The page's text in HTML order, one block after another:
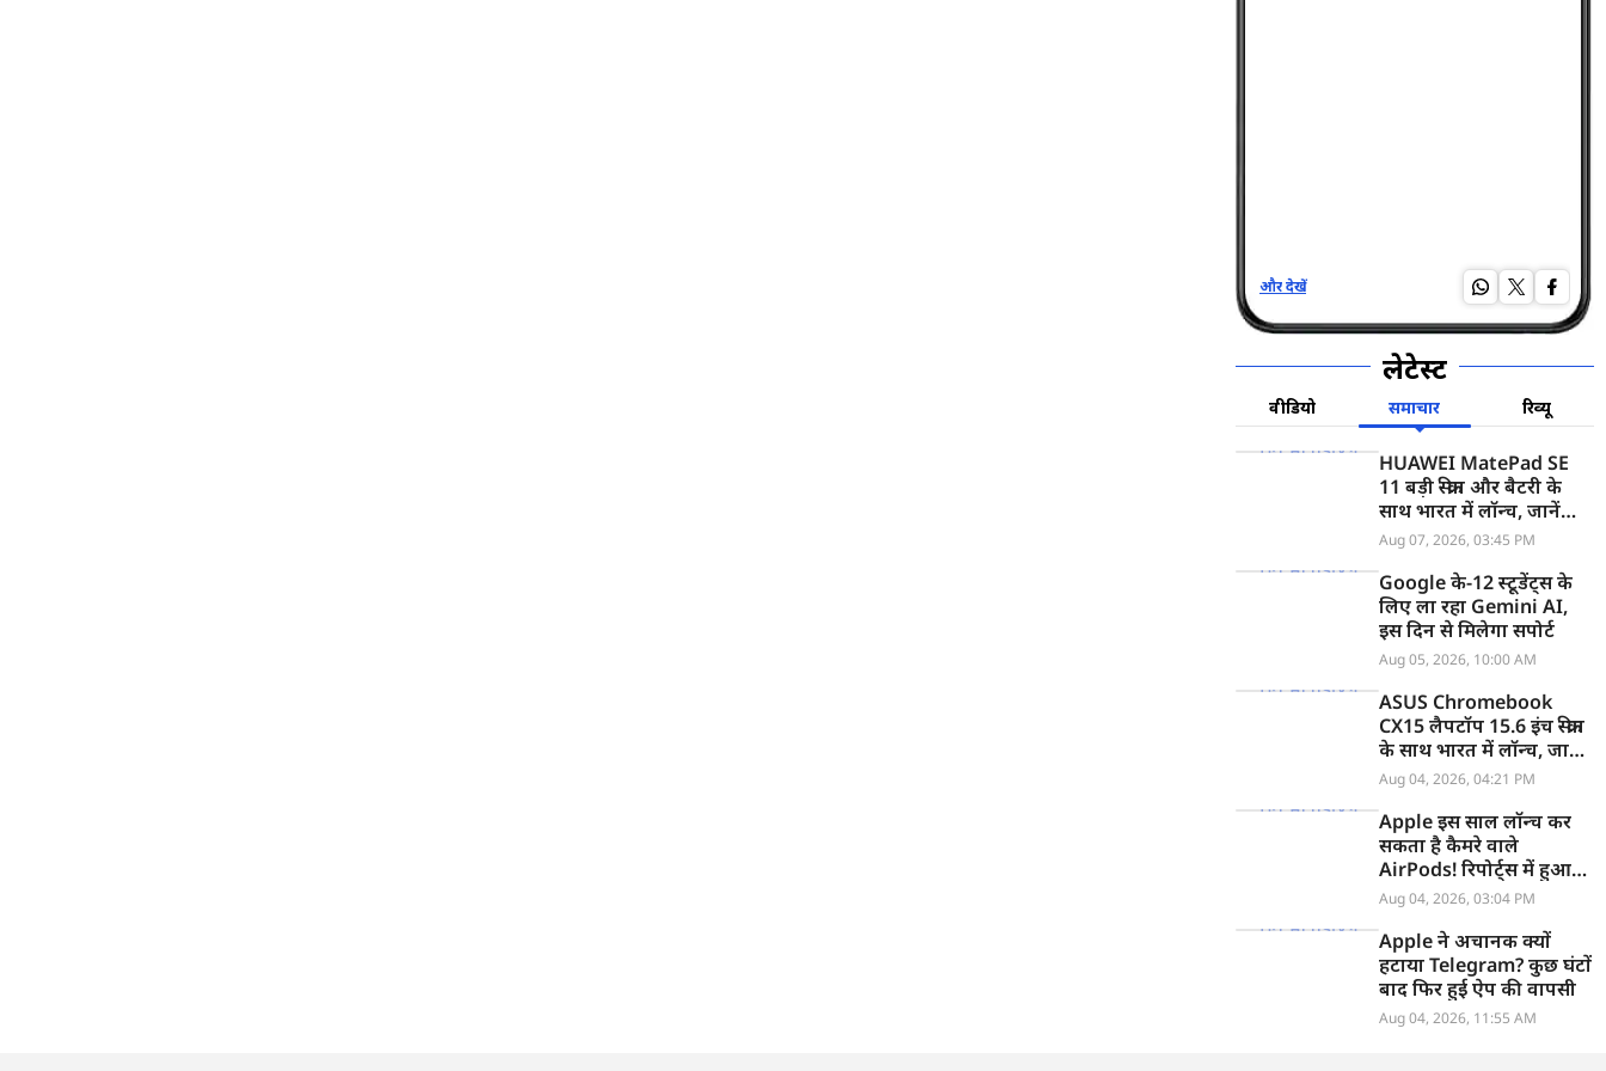
और देखें
लेटेस्ट
वीडियो समाचार रिव्यू
HUAWEI MatePad SE
11 बड़ी स्क्रीन और बैटरी के
साथ भारत में लॉन्च, जानें
कीमत
Aug 07, 2026, 03:45 PM
Google के-12 स्टूडेंट्स के
लिए ला रहा Gemini AI,
इस दिन से मिलेगा सपोर्ट
Aug 05, 2026, 10:00 AM
ASUS Chromebook
CX15 लैपटॉप 15.6 इंच स्क्रीन
के साथ भारत में लॉन्च, जानें
कीमत
Aug 04, 2026, 04:21 PM
Apple इस साल लॉन्च कर
सकता है कैमरे वाले
AirPods! रिपोर्ट्स में हुआ
खुलासा
Aug 04, 2026, 03:04 PM
Apple ने अचानक क्यों
हटाया Telegram? कुछ घंटों
बाद फिर हुई ऐप की वापसी
Aug 04, 2026, 11:55 AM